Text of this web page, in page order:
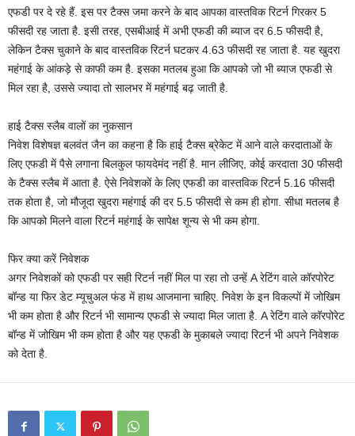
एफडी पर दे रहे हैं. इस पर टैक्‍स जमा करने के बाद आपका वास्‍तविक रिटर्न गिरकर 5
फीसदी रह जाता है. इसी तरह, एसबीआई में अभी एफडी की ब्‍याज दर 6.5 फीसदी है,
लेकिन टैक्‍स चुकाने के बाद वास्‍तविक रिटर्न घटकर 4.63 फीसदी रह जाता है. यह खुदरा
महंगाई के आंकड़े से काफी कम है. इसका मतलब हुआ कि आपको जो भी ब्‍याज एफडी से
मिल रहा है, उससे ज्‍यादा तो सालभर में महंगाई बढ़ जाती है.
हाई टैक्‍स स्‍लैब वालों का नुकसान
निवेश विशेषज्ञ बलवंत जैन का कहना है कि हाई टैक्‍स ब्रेकेट में आने वाले करदाताओं के
लिए एफडी में पैसे लगाना बिलकुल फायदेमंद नहीं है. मान लीजिए, कोई करदाता 30 फीसदी
के टैक्‍स स्‍लैब में आता है. ऐसे निवेशकों के लिए एफडी का वास्‍तविक रिटर्न 5.16 फीसदी
तक होता है, जो मौजूदा खुदरा महंगाई की दर 5.5 फीसदी से कम ही होगा. सीधा मतलब है
कि आपको मिलने वाला रिटर्न महंगाई के सापेक्ष शून्‍य से भी कम होगा.
फिर क्‍या करें निवेशक
अगर निवेशकों को एफडी पर सही रिटर्न नहीं मिल पा रहा तो उन्‍हें A रेटिंग वाले कॉरपोरेट
बॉन्‍ड या फिर डेट म्‍यूचुअल फंड में हाथ आजमाना चाहिए. निवेश के इन विकल्‍पों में जोखिम
भी कम होता है और रिटर्न भी सामान्‍य एफडी से ज्‍यादा मिल जाता है. A रेटिंग वाले कॉरपोरेट
बॉन्‍ड में जोखिम भी कम होता है और यह एफडी के मुकाबले ज्‍यादा रिटर्न भी अपने निवेशक
को देता है.